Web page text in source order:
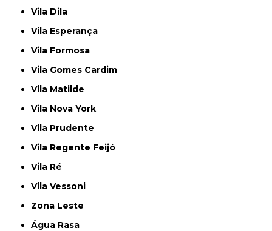
Vila Dila
Vila Esperança
Vila Formosa
Vila Gomes Cardim
Vila Matilde
Vila Nova York
Vila Prudente
Vila Regente Feijó
Vila Ré
Vila Vessoni
Zona Leste
Água Rasa